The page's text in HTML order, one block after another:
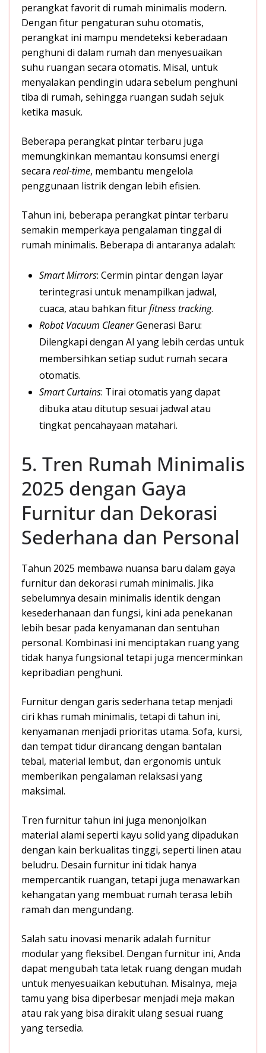
perangkat favorit di rumah minimalis modern.
Dengan fitur pengaturan suhu otomatis,
perangkat ini mampu mendeteksi keberadaan
penghuni di dalam rumah dan menyesuaikan
suhu ruangan secara otomatis. Misal, untuk
menyalakan pendingin udara sebelum penghuni
tiba di rumah, sehingga ruangan sudah sejuk
ketika masuk.
Beberapa perangkat pintar terbaru juga
memungkinkan memantau konsumsi energi
secara real-time, membantu mengelola
penggunaan listrik dengan lebih efisien.
Tahun ini, beberapa perangkat pintar terbaru
semakin memperkaya pengalaman tinggal di
rumah minimalis. Beberapa di antaranya adalah:
Smart Mirrors: Cermin pintar dengan layar
terintegrasi untuk menampilkan jadwal,
cuaca, atau bahkan fiturfitness tracking.
Robot Vacuum CleanerGenerasi Baru:
Dilengkapi dengan AI yang lebih cerdas untuk
membersihkan setiap sudut rumah secara
otomatis.
Smart Curtains: Tirai otomatis yang dapat
dibuka atau ditutup sesuai jadwal atau
tingkat pencahayaan matahari.
5. Tren Rumah Minimalis
2025 dengan Gaya
Furnitur dan Dekorasi
Sederhana dan Personal
Tahun 2025 membawa nuansa baru dalam gaya
furnitur dan dekorasi rumah minimalis. Jika
sebelumnya desain minimalis identik dengan
kesederhanaan dan fungsi, kini ada penekanan
lebih besar pada kenyamanan dan sentuhan
personal. Kombinasi ini menciptakan ruang yang
tidak hanya fungsional tetapi juga mencerminkan
kepribadian penghuni.
Furnitur dengan garis sederhana tetap menjadi
ciri khas rumah minimalis, tetapi di tahun ini,
kenyamanan menjadi prioritas utama. Sofa, kursi,
dan tempat tidur dirancang dengan bantalan
tebal, material lembut, dan ergonomis untuk
memberikan pengalaman relaksasi yang
maksimal.
Tren furnitur tahun ini juga menonjolkan
material alami seperti kayu solid yang dipadukan
dengan kain berkualitas tinggi, seperti linen atau
beludru. Desain furnitur ini tidak hanya
mempercantik ruangan, tetapi juga menawarkan
kehangatan yang membuat rumah terasa lebih
ramah dan mengundang.
Salah satu inovasi menarik adalah furnitur
modular yang fleksibel. Dengan furnitur ini, Anda
dapat mengubah tata letak ruang dengan mudah
untuk menyesuaikan kebutuhan. Misalnya, meja
tamu yang bisa diperbesar menjadi meja makan
atau rak yang bisa dirakit ulang sesuai ruang
yang tersedia.